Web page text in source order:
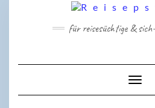
für reisesüchtige &